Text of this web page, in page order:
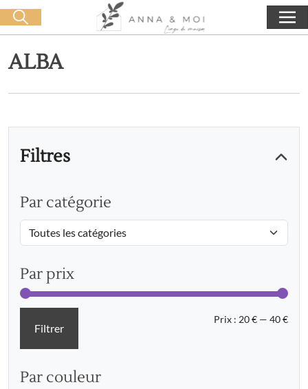
Livraison offerte dès 60€ d'achat 0,00€
ALBA
Filtres
Par catégorie
Par prix
Prix
Prix
Filtrer
Prix : 20 € — 40 €
Par couleur